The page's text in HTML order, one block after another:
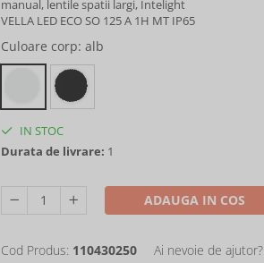
manual, lentile spatii largi, Intelight
VELLA LED ECO SO 125 A 1H MT IP65
Culoare corp: alb
IN STOC
Durata de livrare: 1
ADAUGA IN COS
Cod Produs: 110430250 Ai nevoie de ajutor?